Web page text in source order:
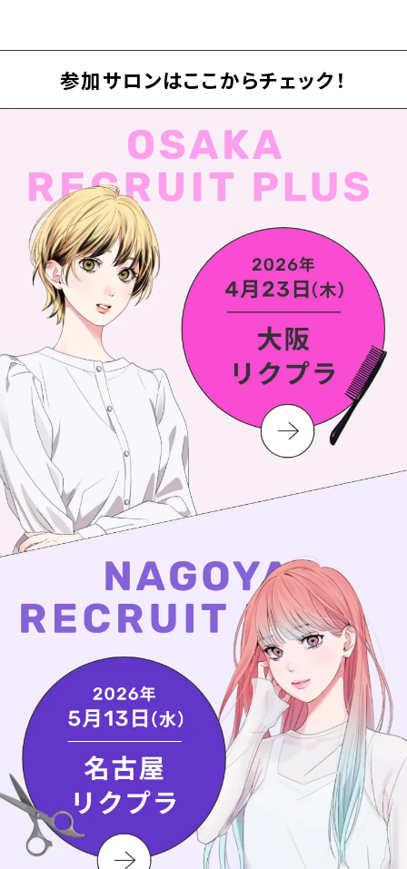
参加サロンはここからチェック！